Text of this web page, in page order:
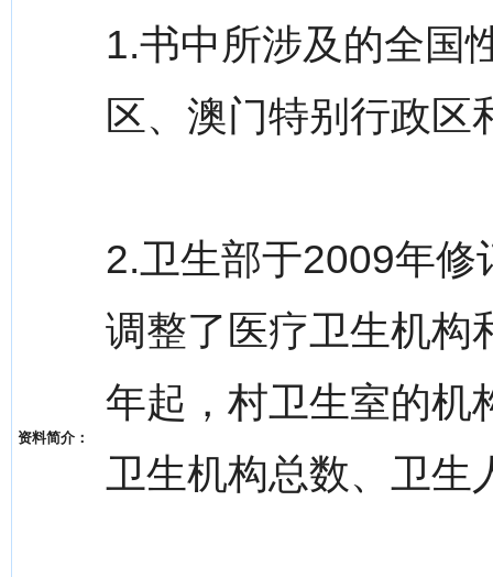
资料简介：
1.书中所涉及的全国
区、澳门特别行政区
2.卫生部于2009年
调整了医疗卫生机构
年起，村卫生室的机
卫生机构总数、卫生